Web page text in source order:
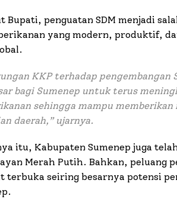
Bupati, penguatan SDM menjadi
yang modern, produktif,
KKP terhadap pengembangan
bagi Sumenep untuk terus
sehingga mampu
daerah, ” ujarnya.
itu, Kabupaten Sumenep juga
Merah Putih. Bahkan, peluang
terbuka seiring besarnya potensi